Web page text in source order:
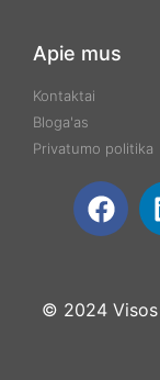
Apie mus
Kontaktai
Bloga'as
Privatumo politika
© 2024 Visos